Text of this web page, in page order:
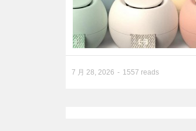
7 月 28, 2026 1557 reads